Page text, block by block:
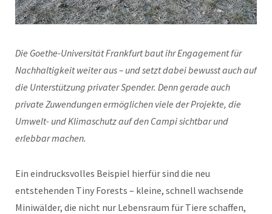
Die Goethe-Universität Frankfurt baut ihr Engagement für
Nachhaltigkeit weiter aus – und setzt dabei bewusst auch auf
die Unterstützung privater Spender. Denn gerade auch
private Zuwendungen ermöglichen viele der Projekte, die
Umwelt- und Klimaschutz auf den Campi sichtbar und
erlebbar machen.
Ein eindrucksvolles Beispiel hierfür sind die neu
entstehenden Tiny Forests – kleine, schnell wachsende
Miniwälder, die nicht nur Lebensraum für Tiere schaffen,